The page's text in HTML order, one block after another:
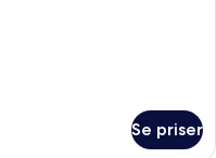
Se priser